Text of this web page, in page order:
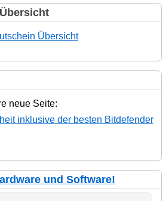
Übersicht
neue Seite:
inklusive der besten Bitdefender
und Software!